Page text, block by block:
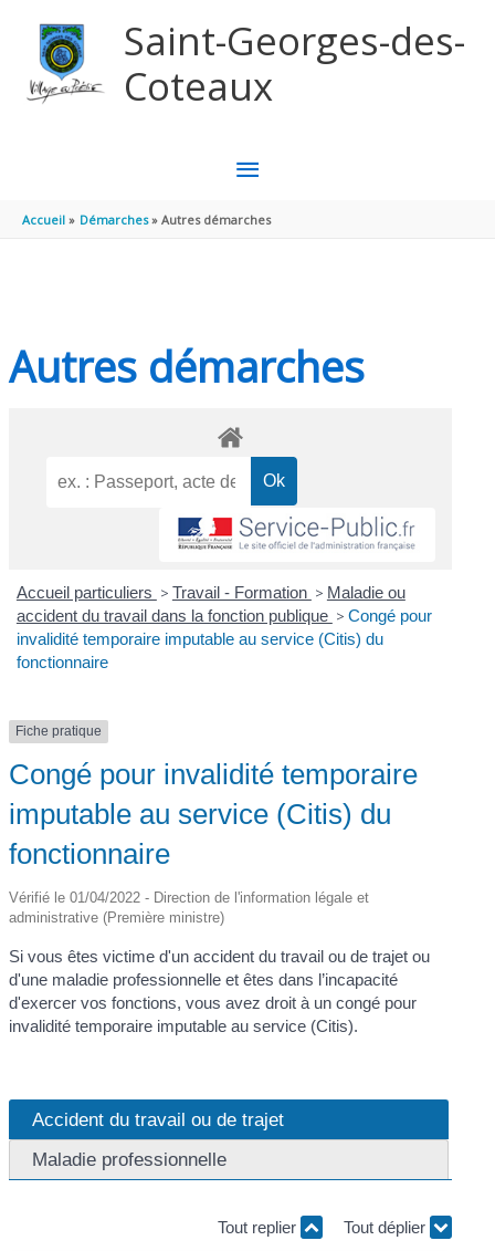
Saint-Georges-des-
Coteaux
MENU
PRINCIPAL
Accueil Démarches Autres démarches
Autres démarches
Accueil particuliers > Travail - Formation > Maladie ou
accident du travail dans la fonction publique > Congé pour
invalidité temporaire imputable au service (Citis) du
fonctionnaire
Fiche pratique
Congé pour invalidité temporaire
imputable au service (Citis) du
fonctionnaire
Vérifié le 01/04/2022 - Direction de l'information légale et
administrative (Première ministre)
Si vous êtes victime d'un accident du travail ou de trajet ou
d'une maladie professionnelle et êtes dans l’incapacité
d'exercer vos fonctions, vous avez droit à un congé pour
invalidité temporaire imputable au service (Citis).
Accident du travail ou de trajet
Maladie professionnelle
Tout replier Tout déplier